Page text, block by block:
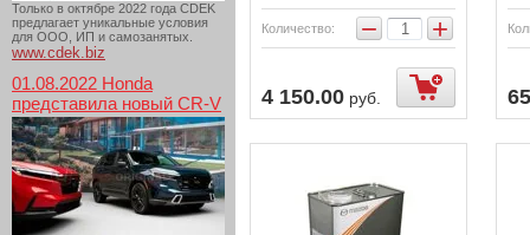
Только в октябре 2022 года CDEK
предлагает уникальные условия
для ООО, ИП и самозанятых.
www.cdek.biz
01.08.2022 Honda
представила новый CR-V
Количество: − +
4 150.00 руб.